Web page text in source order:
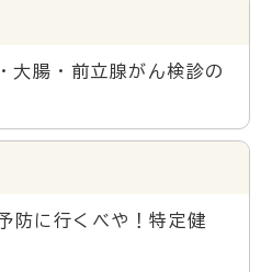
大腸・前立腺がん検診の
防に行くべや！特定健